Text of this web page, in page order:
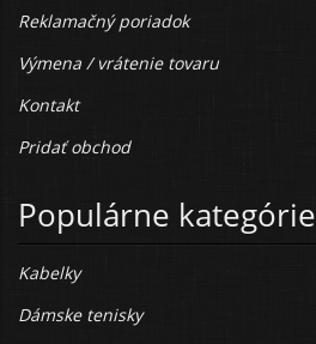
Reklamačný poriadok
Výmena / vrátenie tovaru
Kontakt
Pridať obchod
Populárne kategórie
Kabelky
Dámske tenisky